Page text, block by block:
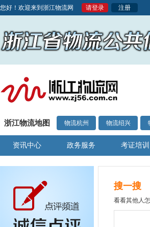
您好！欢迎来到浙江物流网 请登录 注册
浙江物流地图 物流杭州 物流绍兴
资讯中心 政务服务 考证培训
搜一搜
看看其他人